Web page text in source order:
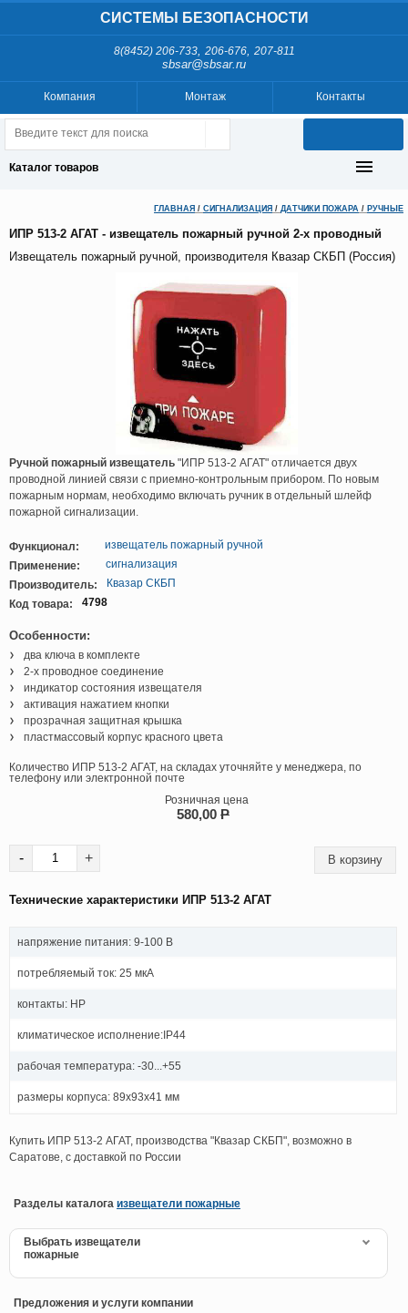
СИСТЕМЫ БЕЗОПАСНОСТИ
8(8452) 206-733, 206-676, 207-811
sbsar@sbsar.ru
Контакты
Монтаж
Компания
Каталог товаров
ГЛАВНАЯ / СИГНАЛИЗАЦИЯ / ДАТЧИКИ ПОЖАРА / РУЧНЫЕ
ИПР 513-2 АГАТ - извещатель пожарный ручной 2-х проводный
Извещатель пожарный ручной, производителя Квазар СКБП (Россия)
Ручной пожарный извещатель "ИПР 513-2 АГАТ" отличается двух
проводной линией связи с приемно-контрольным прибором. По новым
пожарным нормам, необходимо включать ручник в отдельный шлейф
пожарной сигнализации.
Функционал:
извещатель пожарный ручной
Применение:
сигнализация
Производитель:
Квазар СКБП
Код товара:
4798
Особенности:
два ключа в комплекте
2-х проводное соединение
индикатор состояния извещателя
активация нажатием кнопки
прозрачная защитная крышка
пластмассовый корпус красного цвета
Количество ИПР 513-2 АГАТ, на складах уточняйте у менеджера, по
телефону или электронной почте
Розничная цена
580,00 P
- +
Технические характеристики ИПР 513-2 АГАТ
напряжение питания: 9-100 В
потребляемый ток: 25 мкА
контакты: НР
климатическое исполнение:IP44
рабочая температура: -30...+55
размеры корпуса: 89x93x41 мм
Купить ИПР 513-2 АГАТ, производства "Квазар СКБП", возможно в
Саратове, с доставкой по России
Разделы каталога извещатели пожарные
Выбрать извещатели
пожарные
Предложения и услуги компании